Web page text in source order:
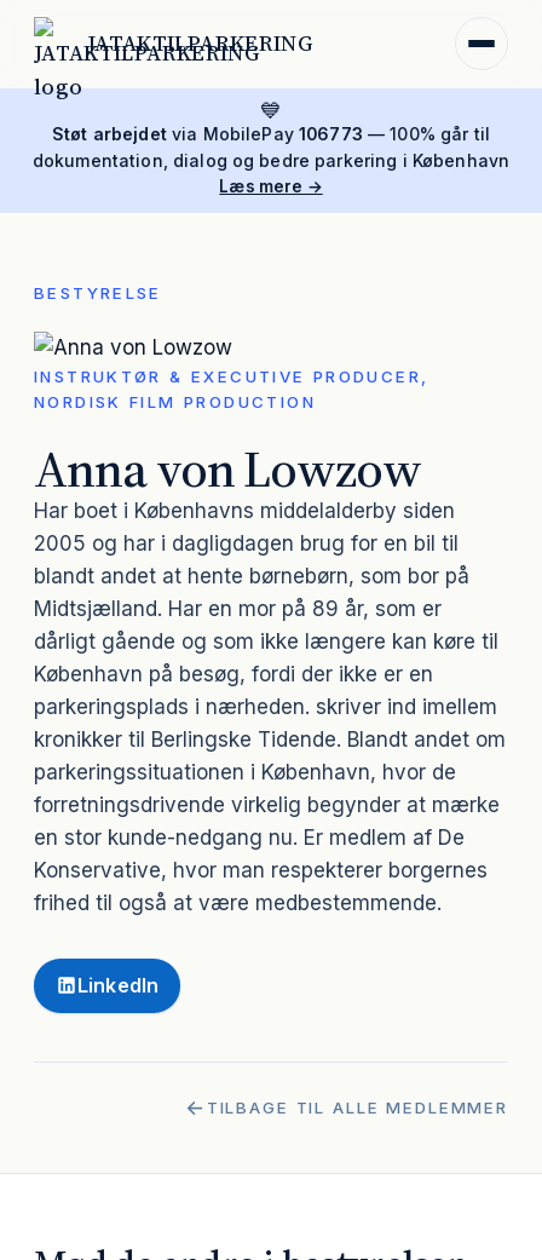
JATAKTILPARKERING
💙
Støt arbejdetvia MobilePay 106773 — 100% går til
dokumentation, dialog og bedre parkering i København
Læs mere →
BESTYRELSE
INSTRUKTØR & EXECUTIVE PRODUCER,
NORDISK FILM PRODUCTION
Anna von Lowzow
Har boet i Københavns middelalderby siden
2005 og har i dagligdagen brug for en bil til
blandt andet at hente børnebørn, som bor på
Midtsjælland. Har en mor på 89 år, som er
dårligt gående og som ikke længere kan køre til
København på besøg, fordi der ikke er en
parkeringsplads i nærheden. skriver ind imellem
kronikker til Berlingske Tidende. Blandt andet om
parkeringssituationen i København, hvor de
forretningsdrivende virkelig begynder at mærke
en stor kunde-nedgang nu. Er medlem af De
Konservative, hvor man respekterer borgernes
frihed til også at være medbestemmende.
LinkedIn
TILBAGE TIL ALLE MEDLEMMER